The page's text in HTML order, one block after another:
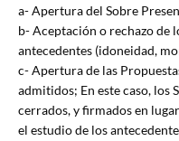
a- Apertura del Sobre
b- Aceptación o rechazo de
antecedentes (idoneidad,
c- Apertura de las
admitidos; En este caso, los
cerrados, y firmados en
el estudio de los